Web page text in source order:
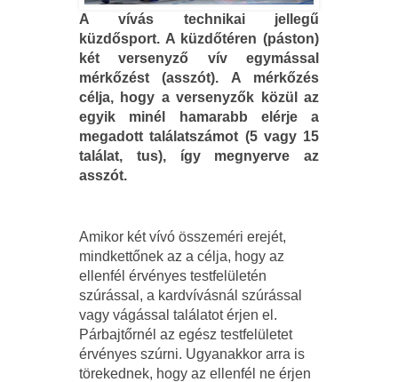
A vívás technikai jellegű
küzdősport. A küzdőtéren (páston)
két versenyző vív egymással
mérkőzést (asszót). A mérkőzés
célja, hogy a versenyzők közül az
egyik minél hamarabb elérje a
megadott találatszámot (5 vagy 15
találat, tus), így megnyerve az
asszót.
Amikor két vívó összeméri erejét,
mindkettőnek az a célja, hogy az
ellenfél érvényes testfelületén
szúrással, a kardvívásnál szúrással
vagy vágással találatot érjen el.
Párbajtőrnél az egész testfelületet
érvényes szúrni. Ugyanakkor arra is
törekednek, hogy az ellenfél ne érjen